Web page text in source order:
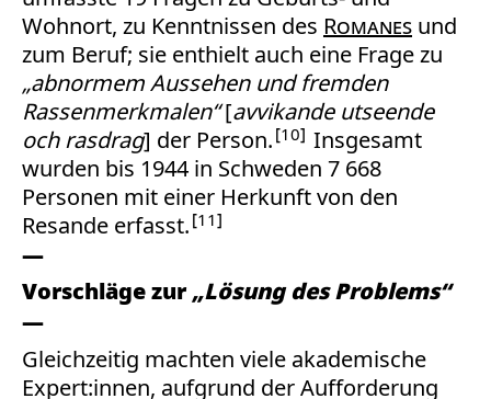
Wohnort, zu Kenntnissen des Romanes und
zum Beruf; sie enthielt auch eine Frage zu
„abnormem Aussehen und fremden
Rassenmerkmalen“[avvikande utseende
och rasdrag] der Person. 10
Insgesamt
wurden bis 1944 in Schweden 7 668
Personen mit einer Herkunft von den
Resande erfasst. 11
Vorschläge zur„Lösung des Problems“
Gleichzeitig machten viele akademische
Expert:innen, aufgrund der Aufforderung